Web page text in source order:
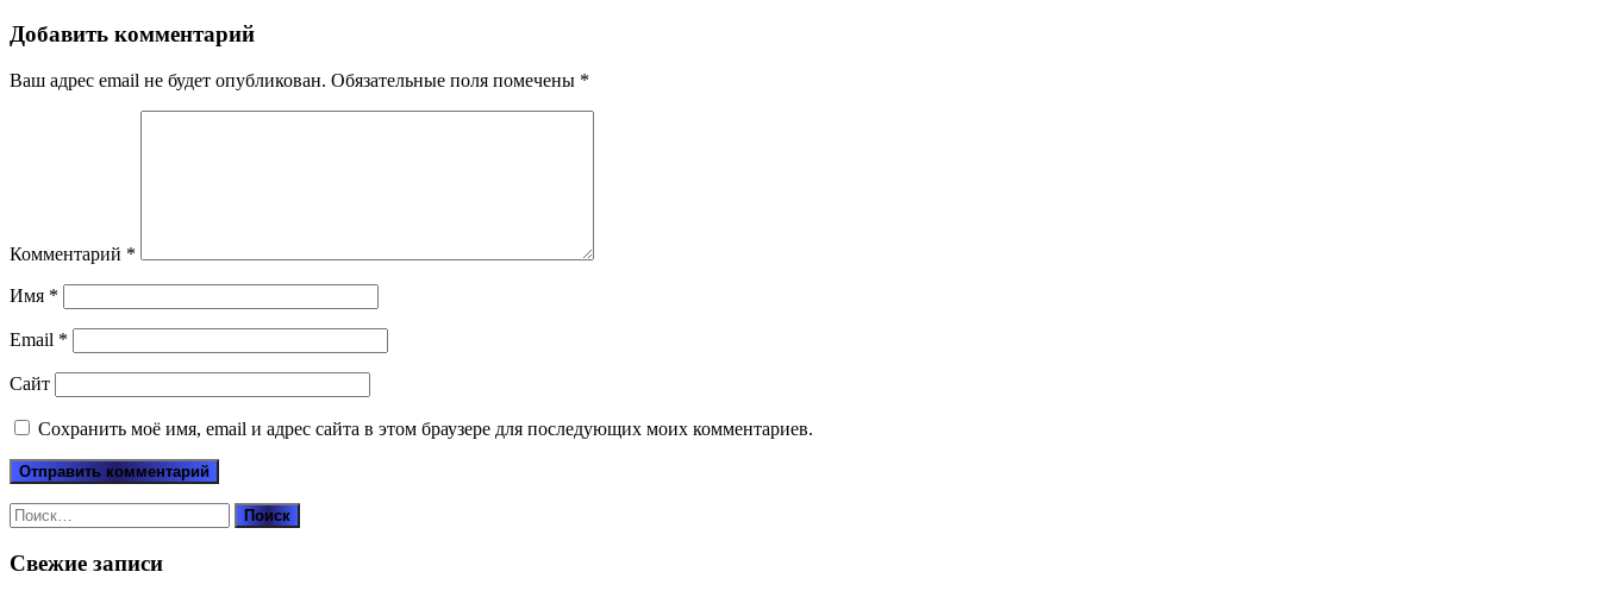
Добавить комментарий
Ваш адрес email не будет опубликован. Обязательные поля помечены *
Комментарий *
Имя *
Email *
Сайт
Сохранить моё имя, email и адрес сайта в этом браузере для последующих моих комментариев.
Найти:
Свежие записи